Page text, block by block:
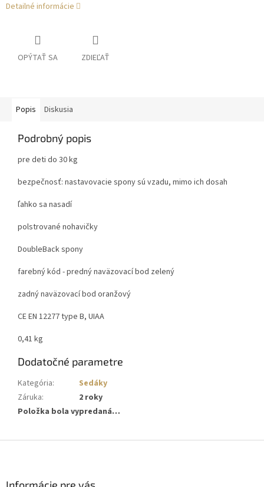
Detailné informácie
OPÝTAŤ SA ZDIEĽAŤ
Popis Diskusia
Podrobný popis
pre deti do 30 kg
bezpečnosť: nastavovacie spony sú vzadu, mimo ich dosah
ľahko sa nasadí
polstrované nohavičky
DoubleBack spony
farebný kód - predný naväzovací bod zelený
zadný naväzovací bod oranžový
CE EN 12277 type B, UIAA
0,41 kg
Dodatočné parametre
Kategória:
Sedáky
Záruka:
2 roky
Položka bola vypredaná…